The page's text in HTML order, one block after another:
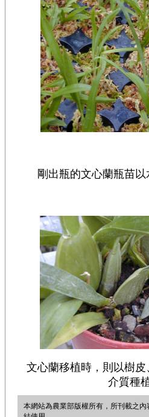
剛出瓶的文心蘭瓶苗
文心蘭移植時，則以樹
介質種植
本網站為農業部版權所有，所刊載之